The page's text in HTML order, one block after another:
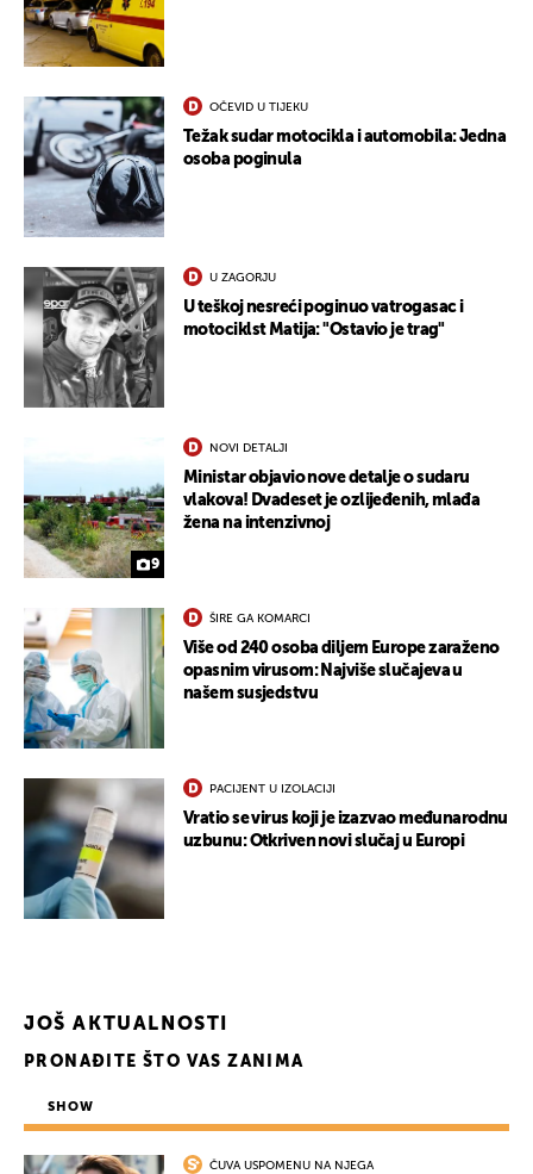
OČEVID U TIJEKU
Težak sudar motocikla i automobila: Jedna
osoba poginula
U ZAGORJU
U teškoj nesreći poginuo vatrogasac i
motociklst Matija: "Ostavio je trag"
9
NOVI DETALJI
Ministar objavio nove detalje o sudaru
vlakova! Dvadeset je ozlijeđenih, mlađa
žena na intenzivnoj
ŠIRE GA KOMARCI
Više od 240 osoba diljem Europe zaraženo
opasnim virusom: Najviše slučajeva u
našem susjedstvu
PACIJENT U IZOLACIJI
Vratio se virus koji je izazvao međunarodnu
uzbunu: Otkriven novi slučaj u Europi
JOŠ AKTUALNOSTI
PRONAĐITE ŠTO VAS ZANIMA
SHOW
ČUVA USPOMENU NA NJEGA
UKLJUČITE NOTIFIKACIJE